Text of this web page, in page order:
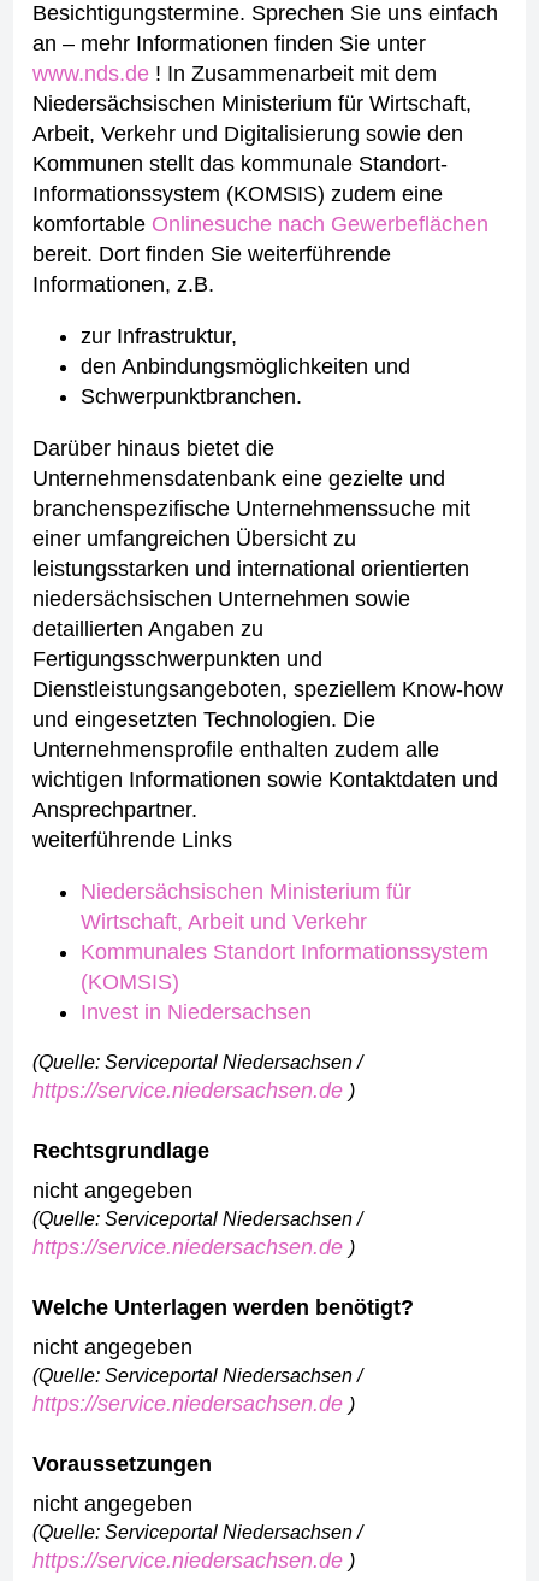
Besichtigungstermine. Sprechen Sie uns einfach
an – mehr Informationen finden Sie unter
www.nds.de ! In Zusammenarbeit mit dem
Niedersächsischen Ministerium für Wirtschaft,
Arbeit, Verkehr und Digitalisierung sowie den
Kommunen stellt das kommunale Standort-
Informationssystem (KOMSIS) zudem eine
komfortable Onlinesuche nach Gewerbeflächen
bereit. Dort finden Sie weiterführende
Informationen, z.B.
zur Infrastruktur,
den Anbindungsmöglichkeiten und
Schwerpunktbranchen.
Darüber hinaus bietet die
Unternehmensdatenbank eine gezielte und
branchenspezifische Unternehmenssuche mit
einer umfangreichen Übersicht zu
leistungsstarken und international orientierten
niedersächsischen Unternehmen sowie
detaillierten Angaben zu
Fertigungsschwerpunkten und
Dienstleistungsangeboten, speziellem Know-how
und eingesetzten Technologien. Die
Unternehmensprofile enthalten zudem alle
wichtigen Informationen sowie Kontaktdaten und
Ansprechpartner.
weiterführende Links
Niedersächsischen Ministerium für
Wirtschaft, Arbeit und Verkehr
Kommunales Standort Informationssystem
(KOMSIS)
Invest in Niedersachsen
(Quelle: Serviceportal Niedersachsen /
https://service.niedersachsen.de )
Rechtsgrundlage
nicht angegeben
(Quelle: Serviceportal Niedersachsen /
https://service.niedersachsen.de )
Welche Unterlagen werden benötigt?
nicht angegeben
(Quelle: Serviceportal Niedersachsen /
https://service.niedersachsen.de )
Voraussetzungen
nicht angegeben
(Quelle: Serviceportal Niedersachsen /
https://service.niedersachsen.de )